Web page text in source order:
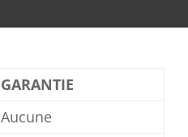
GARANTIE
Aucune